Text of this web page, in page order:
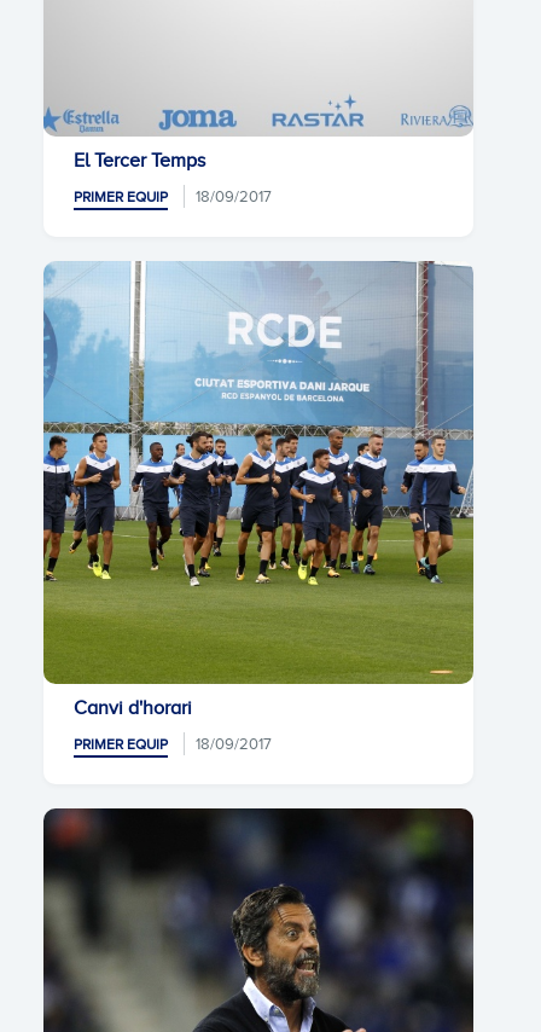
El Tercer Temps
PRIMER EQUIP 18/09/2017
Canvi d'horari
PRIMER EQUIP 18/09/2017